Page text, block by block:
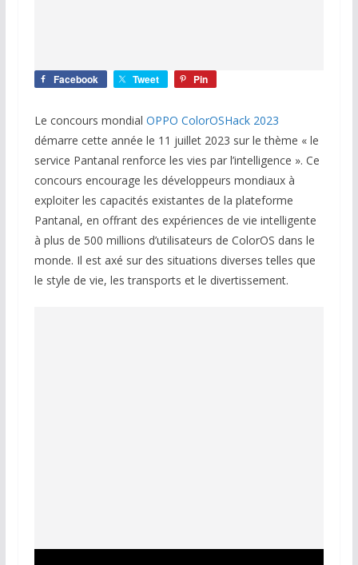
Facebook Tweet Pin
Le concours mondial OPPO ColorOSHack 2023
démarre cette année le 11 juillet 2023 sur le thème « le
service Pantanal renforce les vies par l’intelligence ». Ce
concours encourage les développeurs mondiaux à
exploiter les capacités existantes de la plateforme
Pantanal, en offrant des expériences de vie intelligente
à plus de 500 millions d’utilisateurs de ColorOS dans le
monde. Il est axé sur des situations diverses telles que
le style de vie, les transports et le divertissement.